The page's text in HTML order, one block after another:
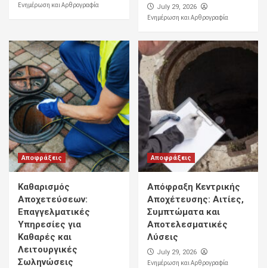
Ενημέρωση και Αρθρογραφία July 29, 2026
Ενημέρωση και Αρθρογραφία
Αποφράξεις
Καθαρισμός
Αποχετεύσεων:
Επαγγελματικές
Υπηρεσίες για
Καθαρές και
Λειτουργικές
Σωληνώσεις
Αποφράξεις
Απόφραξη Κεντρικής
Αποχέτευσης: Αιτίες,
Συμπτώματα και
Αποτελεσματικές
Λύσεις
July 29, 2026
Ενημέρωση και Αρθρογραφία